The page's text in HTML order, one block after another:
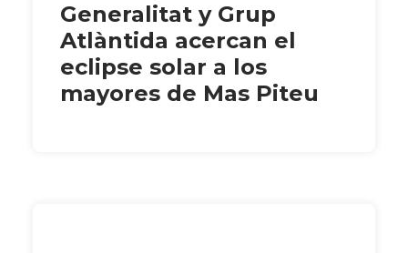
Generalitat y Grup
Atlàntida acercan el
eclipse solar a los
mayores de Mas Piteu